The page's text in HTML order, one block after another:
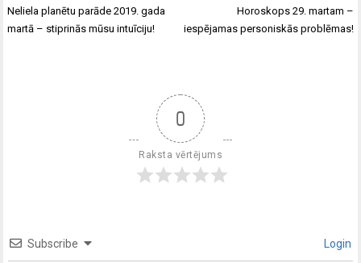
Neliela planētu parāde 2019. gada
martā – stiprinās mūsu intuīciju!
Horoskops 29. martam –
iespējamas personiskās problēmas!
0
Raksta vērtējums
Subscribe Login